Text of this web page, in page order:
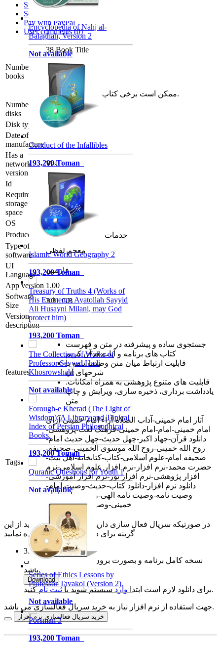
Encyclopedia of Nahj al-
Balaghah, Version 2
Not available
Conduct of the Infallibles
193,200 Toman
Islamic World Geography 2
193,200 Toman
Treasury of Truths 4 (Works of
His Eminence Ayatollah Sayyid
Ali Husayni Milani, may God
protect him)
193,200 Toman
The Collection of Works of
Professor Seyyed Hadi
Khosrowshahi
Not available
Forough-e Kherad (The Light of
Wisdom); A Library and Topical
Index of Persian Philosophical
Books.
193,200 Toman
Quranic Questions for Youth 1
Not available
Series of Ethics Lessons by
Professor Tavakol (Version 2).
Not available
Porsman 3
193,200 Toman
Specifications
Software download
Pay with PayPal
User comments (0)
Number of
books
38 Book Title
فارسی: 37
انگلیسی: 1
ممکن است برخی کتاب ها چندزبانه باشند.
Number of
disks
1 DVD
Disk type
CD
Date of
manufacture
Has a
network
version
Yes
Id
8-02202-048980
Required
storage
space
2130
OS
ویندوز 7 به بالا
Producer
خدمات فرهنگی مرکز نور
Type of
software
معجم لفظی
UI
Language
فارسی
App version 1.00
Software
Size
3.31 GB
Version
description
features
جستجوی ساده و پیشرفته در متن و فهرست
كتاب های برنامه و آیات قرآن کریم
قابلیت ارتباط میان متن وصیت‏ نامه با
شرح‏های آن
قابلیت های متنوع پژوهشی به همراه امکانات:
یادداشت برداری، ذخیره سازی، ویرایش و چاپ
متن
Tags
آثار امام خمینی-آداب الصلاه-آراء امام خمینی-آرای
امام خمینی-امام-امام خمینی-فرهنگ لغت-پژوهشی-
دانلود قرآن-جهاد اکبر-چهل حدیث-چهل حدیث امام-
روح الله خمینی-روح الله موسوی الخمینی-صحیفه-
صحیفه امام-علوم اسلامی-کتاب-کتابخانه-اهل بیت-
حضرت محمد-نرم افزار-نرم افزار علوم اسلامی-نرم
افزار پژوهشی-نرم افزار نور-نرم افزار آموزشی-
دانلود نرم افزار-دانلود کتاب-حدیث-وصیت امام-
وصیت نامه-وصیت نامه الهی-وصیت نامه امام
خمینی-وصیت نامه سیاسی
در صورتیکه سریال فعال سازی دارید یا قبلا خریداری کردید از این
گزینه برای دانلود نرم افزار استفاده نمایید
نسخه کامل3.31 GB
نسخه کامل برنامه و بصورت برون خط قابل استفاده می
باشد.
Download
برای دانلود لازم است ابتدا واردسیستم شوید یاثبت نام کنید.
جهت استفاده از نرم افزار نیاز به خرید سریال فعالسازی می باشد.
خرید سریال فعالسازی نرم افزار